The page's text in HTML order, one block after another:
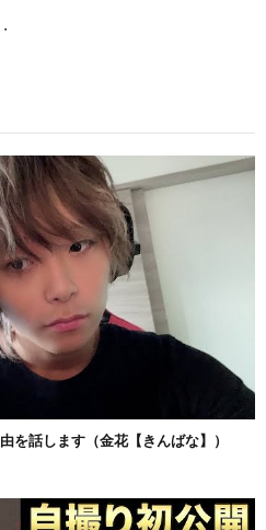
を話します（金花【きんばな】）